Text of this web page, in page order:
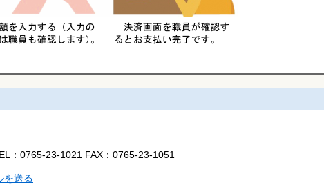
： 0765-23-1021 FAX： 0765-23-1051
を送る